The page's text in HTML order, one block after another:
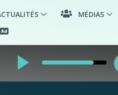
MÉDIAS
play_arrow